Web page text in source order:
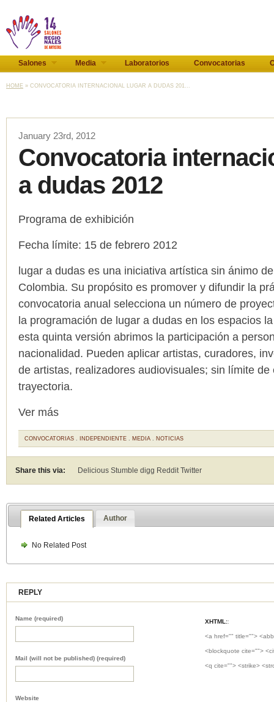
Salones Media Laboratorios Convocatorias
HOME » CONVOCATORIA INTERNACIONAL LUGAR A DUDAS 201...
January 23rd, 2012
Convocatoria
a dudas 2012
Programa de exhibición
Fecha límite: 15 de febrero 2012
lugar a dudas es una iniciativa artística sin ánimo
Colombia. Su propósito es promover y difundir la
convocatoria anual selecciona un número de
la programación de lugar a dudas en los espacios
esta quinta versión abrimos la participación a
nacionalidad. Pueden aplicar artistas, curadores,
de artistas, realizadores audiovisuales; sin límite
trayectoria.
Ver más
CONVOCATORIAS . INDEPENDIENTE . MEDIA . NOTICIAS
Share this via: Delicious Stumble digg RedditTwitter
Related Articles Author
No Related Post
REPLY
XHTML::
<a href="" title="">
<blockquote cite="">
<q cite=""> <strike>
Name (required)
Mail (will not be published) (required)
Website